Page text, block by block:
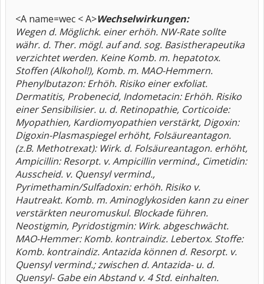
<A name=wec < A>Wechselwirkungen:
Wegen d. Möglichk. einer erhöh. NW-Rate sollte
währ. d. Ther. mögl. auf and. sog. Basistherapeutika
verzichtet werden. Keine Komb. m. hepatotox.
Stoffen (Alkohol!), Komb. m. MAO-Hemmern.
Phenylbutazon: Erhöh. Risiko einer exfoliat.
Dermatitis, Probenecid, Indometacin: Erhöh. Risiko
einer Sensibilisier. u. d. Retinopathie, Corticoide:
Myopathien, Kardiomyopathien verstärkt, Digoxin:
Digoxin-Plasmaspiegel erhöht, Folsäureantagon.
(z.B. Methotrexat): Wirk. d. Folsäureantagon. erhöht,
Ampicillin: Resorpt. v. Ampicillin vermind., Cimetidin:
Ausscheid. v. Quensyl vermind.,
Pyrimethamin/Sulfadoxin: erhöh. Risiko v.
Hautreakt. Komb. m. Aminoglykosiden kann zu einer
verstärkten neuromuskul. Blockade führen.
Neostigmin, Pyridostigmin: Wirk. abgeschwächt.
MAO-Hemmer: Komb. kontraindiz. Lebertox. Stoffe:
Komb. kontraindiz. Antazida können d. Resorpt. v.
Quensyl vermind.; zwischen d. Antazida- u. d.
Quensyl- Gabe ein Abstand v. 4 Std. einhalten.